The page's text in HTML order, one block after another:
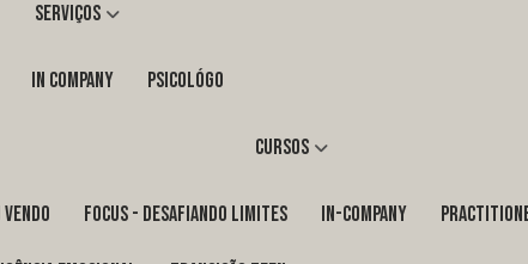
Serviços
in company Psicológo
Cursos
VENDO FOCUS - DESAFIANDO LIMITES In-Company